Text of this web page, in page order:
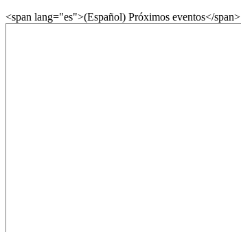
<span lang="es">(Español) Próximos eventos</span>